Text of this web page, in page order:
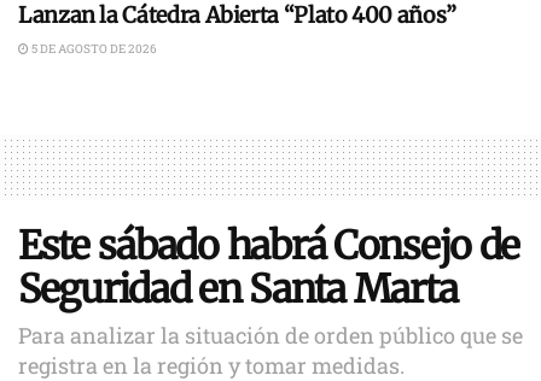
Lanzan la Cátedra Abierta “Plato 400 años”
5 DE AGOSTO DE 2026
Este sábado habrá Consejo de
Seguridad en Santa Marta
Para analizar la situación de orden público que se
registra en la región y tomar medidas.